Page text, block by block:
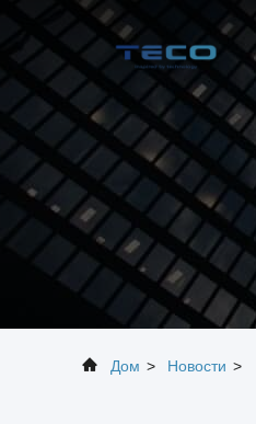
Дом > Новости >